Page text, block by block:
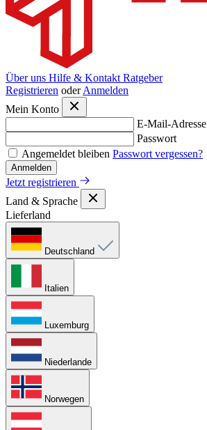
Über uns Hilfe & Kontakt Ratgeber
Registrieren oder Anmelden
Mein Konto
E-Mail-Adresse
Passwort
Angemeldet bleiben Passwort vergessen?
Anmelden
Jetzt registrieren
Land & Sprache
Lieferland
Deutschland
Italien
Luxemburg
Niederlande
Norwegen